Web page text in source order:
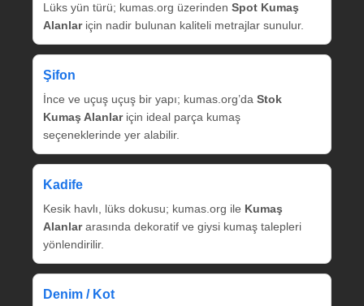
Lüks yün türü; kumas.org üzerinden Spot Kumaş
Alanlariçin nadir bulunan kaliteli metrajlar sunulur.
Şifon
İnce ve uçuş uçuş bir yapı; kumas.org’da Stok
Kumaş Alanlariçin ideal parça kumaş
seçeneklerinde yer alabilir.
Kadife
Kesik havlı, lüks dokusu; kumas.org ile Kumaş
Alanlararasında dekoratif ve giysi kumaş talepleri
yönlendirilir.
Denim / Kot